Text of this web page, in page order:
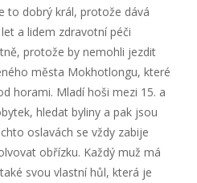
to dobrý král, protože dává
a lidem zdravotní péči
protože by nemohli jezdit
města Mokhotlongu, které
horami. Mladí hoši mezi 15. a
hledat byliny a pak jsou
oslavách se vždy zabije
obřízku. Každý muž má
svou vlastní hůl, která je